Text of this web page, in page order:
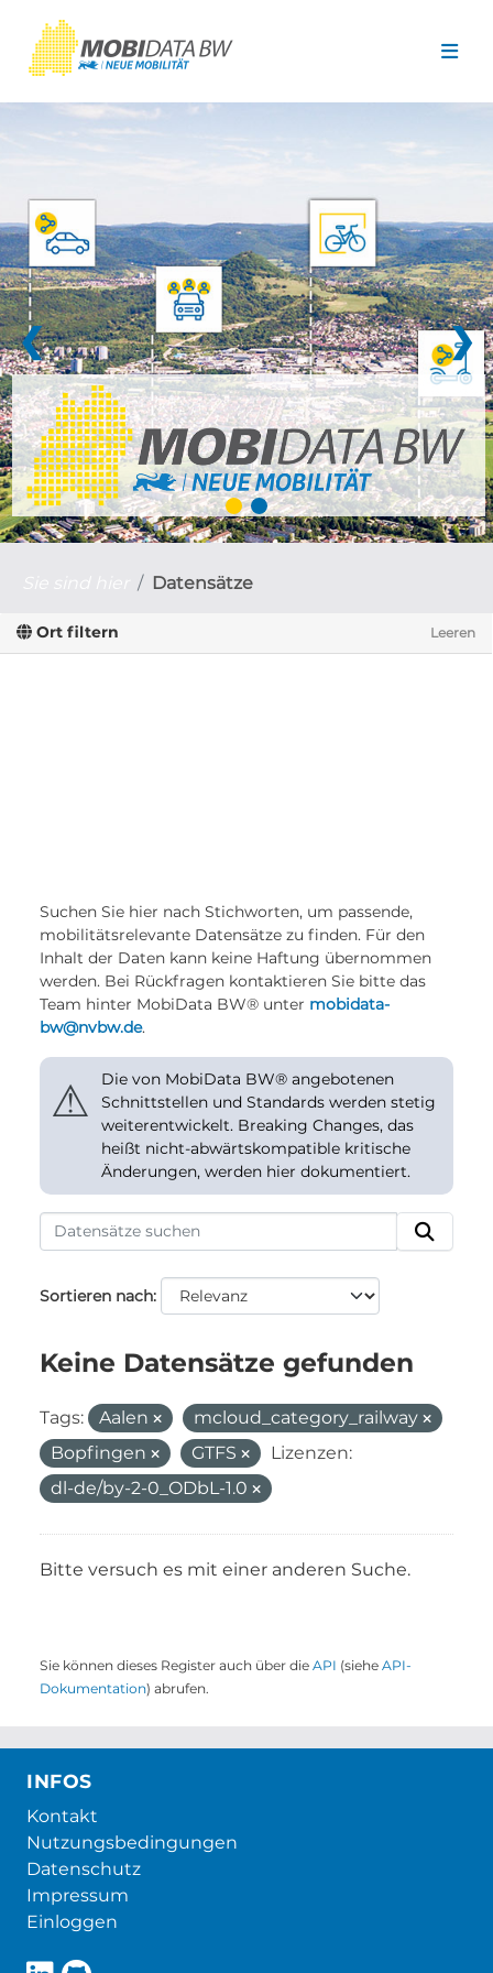
❮ ❯
Datensätze
Ort filtern Leeren
Suchen Sie hier nach Stichworten, um passende,
mobilitätsrelevante Datensätze zu finden. Für den
Inhalt der Daten kann keine Haftung übernommen
werden. Bei Rückfragen kontaktieren Sie bitte das
Team hinter MobiData BW® unter mobidata-
bw@nvbw.de.
⚠
Die von MobiData BW® angebotenen
Schnittstellen und Standards werden stetig
weiterentwickelt. Breaking Changes, das
heißt nicht-abwärtskompatible kritische
Änderungen, werden hier dokumentiert.
Sortieren nach
Keine Datensätze gefunden
Tags: Aalen
mcloud_category_railway
Bopfingen
GTFS
Lizenzen:
dl-de/by-2-0_ODbL-1.0
Bitte versuch es mit einer anderen Suche.
Sie können dieses Register auch über die API (siehe API-
Dokumentation) abrufen.
INFOS
Kontakt
Nutzungsbedingungen
Datenschutz
Impressum
Einloggen